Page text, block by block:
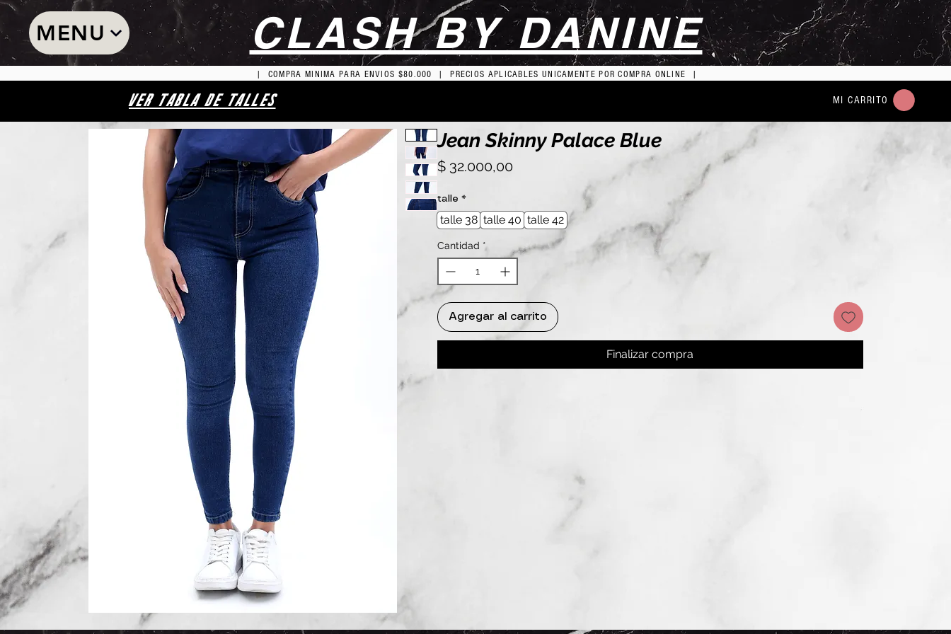
MENU CLASH BY DANINE
| COMPRA MINIMA PARA ENVIOS $80.000 | PRECIOS APLICABLES UNICAMENTE POR COMPRA ONLINE |
VER TABLA DE TALLES MI CARRITO
Jean Skinny Palace Blue
$ 32.000,00Precio
talle *
talle 38 talle 40 talle 42
Cantidad *
Agregar al carrito
Finalizar compra